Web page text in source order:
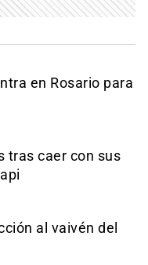
en Rosario para
tras caer con sus
al vaivén del